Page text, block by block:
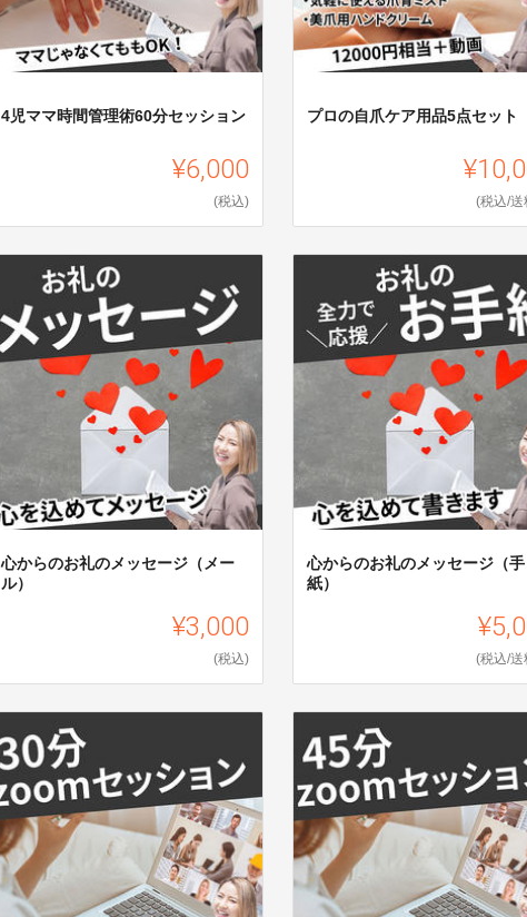
4児ママ時間管理術60分セッション
¥6,000
(税込)
プロの自爪ケア用品5点セット
(税込/送
心からのお礼のメッセージ（メー
ル）
¥3,000
(税込)
心からのお礼のメッセージ（手
紙）
(税込/送